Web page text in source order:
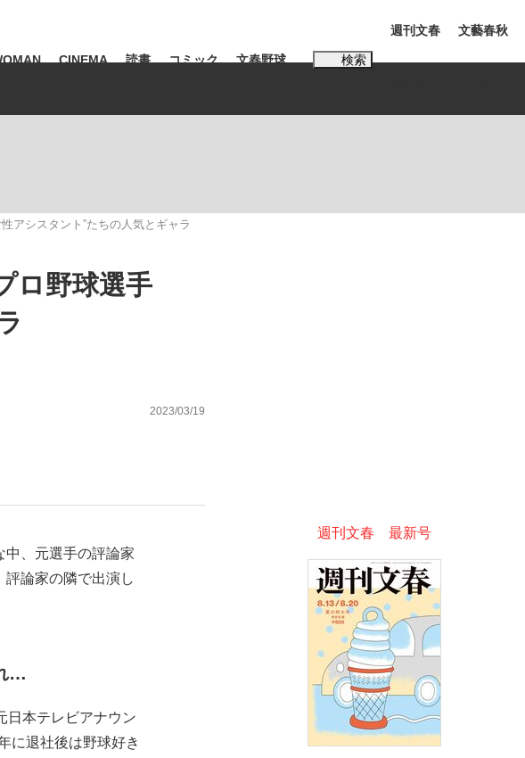
アの投資の桁は一つ多くてもいい」時価総額が一時トヨタ超え...
CINEMA 読書 コミック 文春野球 検索
城彰二 #内田有紀
#松田聖子
週刊文春 文藝春秋
アシスタント”たちの人気とギャラ
ロ野球選手
2023/03/19
、元選手の評論家
論家の隣で出演し
…
日本テレビアナウン
に退社後は野球好き
週刊文春 最新号